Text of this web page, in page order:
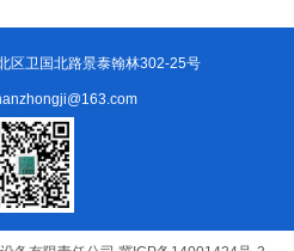
区卫国北路景泰翰林302-25号